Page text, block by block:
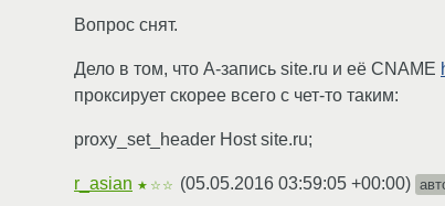
Вопрос снят.
Дело в том, что А-запись site.ru и её CNAME
проксирует скорее всего с чет-то таким:
proxy_set_header Host site.ru;
r_asian ★☆☆ (05.05.2016 03:59:05 +00:00)